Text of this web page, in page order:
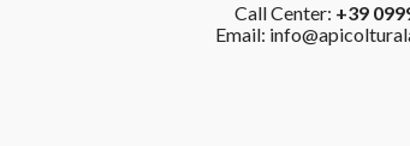
Call Center: +39
Email: